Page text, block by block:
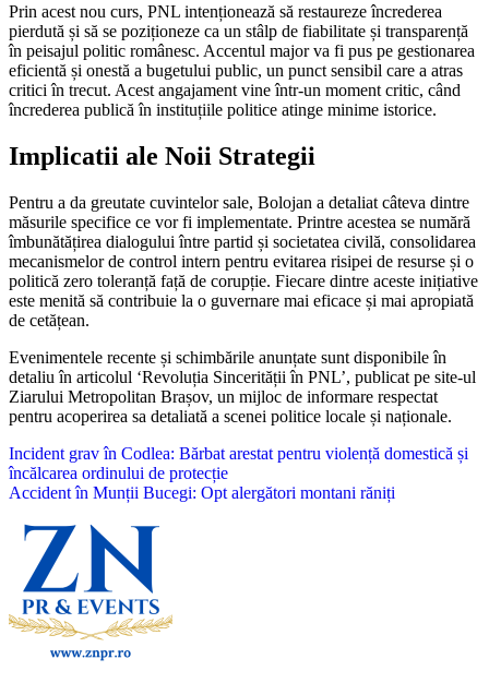
Prin acest nou curs, PNL intenționează să restaureze încrederea
pierdută și să se poziționeze ca un stâlp de fiabilitate și transparență
în peisajul politic românesc. Accentul major va fi pus pe gestionarea
eficientă și onestă a bugetului public, un punct sensibil care a atras
critici în trecut. Acest angajament vine într-un moment critic, când
încrederea publică în instituțiile politice atinge minime istorice.
Implicatii ale Noii Strategii
Pentru a da greutate cuvintelor sale, Bolojan a detaliat câteva dintre
măsurile specifice ce vor fi implementate. Printre acestea se numără
îmbunătățirea dialogului între partid și societatea civilă, consolidarea
mecanismelor de control intern pentru evitarea risipei de resurse și o
politică zero toleranță față de corupție. Fiecare dintre aceste inițiative
este menită să contribuie la o guvernare mai eficace și mai apropiată
de cetățean.
Evenimentele recente și schimbările anunțate sunt disponibile în
detaliu în articolul ‘Revoluția Sincerității în PNL’, publicat pe site-ul
Ziarului Metropolitan Brașov, un mijloc de informare respectat
pentru acoperirea sa detaliată a scenei politice locale și naționale.
Navigare
în
Incident grav în Codlea: Bărbat arestat pentru violență domestică și
încălcarea ordinului de protecție
Accident în Munții Bucegi: Opt alergători montani răniți